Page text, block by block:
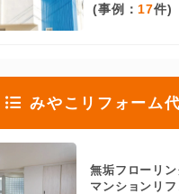
(事例： 17件)
みやこリフォーム
無垢フローリ
マンションリ